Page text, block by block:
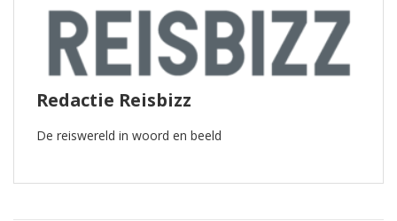
Redactie Reisbizz
De reiswereld in woord en beeld